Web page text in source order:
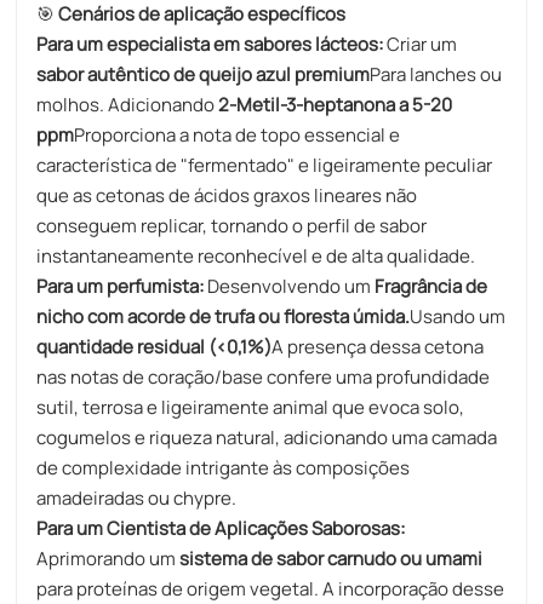
🎯Cenários de aplicação específicos
Para um especialista em sabores lácteos:Criar um
sabor autêntico de queijo azul premiumPara lanches ou
molhos. Adicionando2-Metil-3-heptanona a 5-20
ppmProporciona a nota de topo essencial e
característica de "fermentado" e ligeiramente peculiar
que as cetonas de ácidos graxos lineares não
conseguem replicar, tornando o perfil de sabor
instantaneamente reconhecível e de alta qualidade.
Para um perfumista:Desenvolvendo um Fragrância de
nicho com acorde de trufa ou floresta úmida.Usando um
quantidade residual (<0,1%)A presença dessa cetona
nas notas de coração/base confere uma profundidade
sutil, terrosa e ligeiramente animal que evoca solo,
cogumelos e riqueza natural, adicionando uma camada
de complexidade intrigante às composições
amadeiradas ou chypre.
Para um Cientista de Aplicações Saborosas:
Aprimorando umsistema de sabor carnudo ou umami​
para proteínas de origem vegetal. A incorporação desse